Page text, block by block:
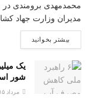
مدیران وزارت جهاد
بیشتر بخوانید
شور
مرداد ۱۵, ۱۴۰۵